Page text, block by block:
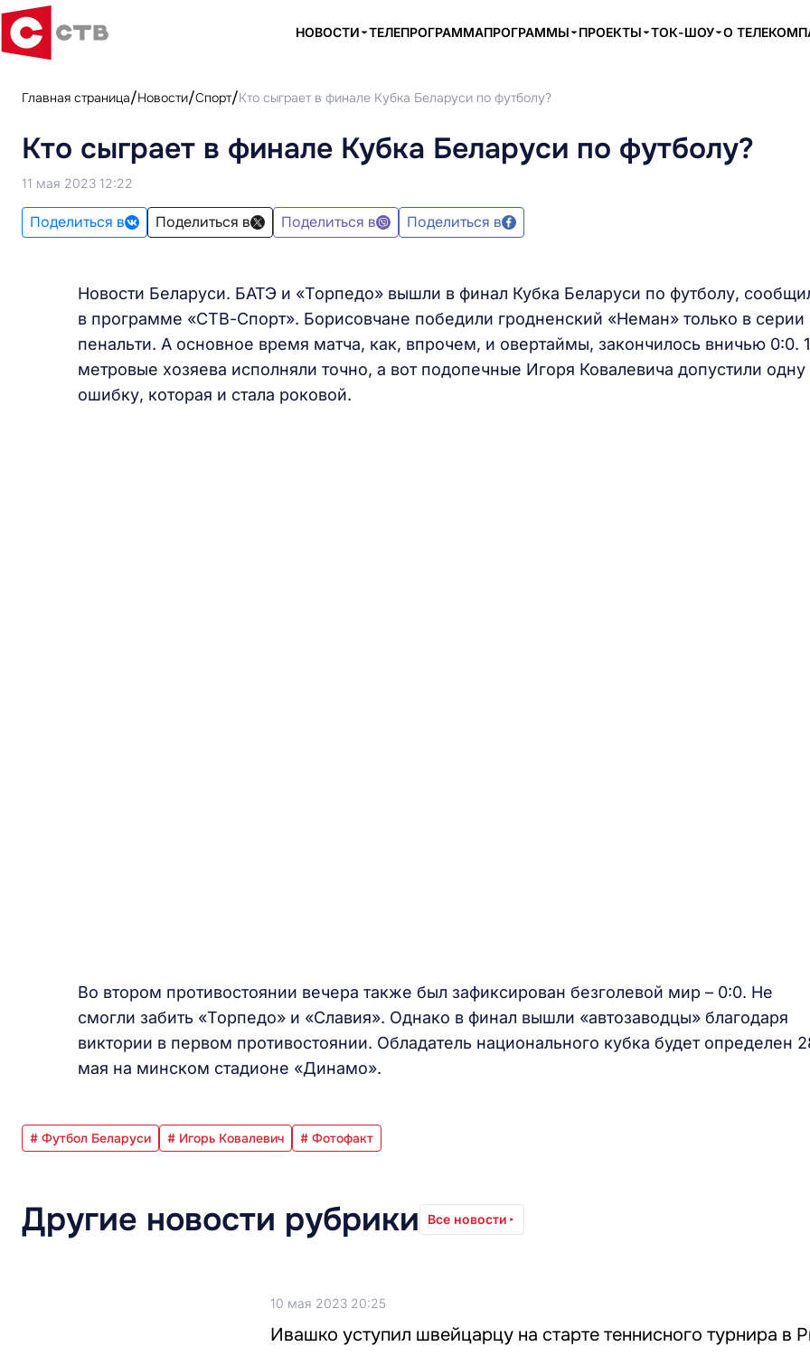
НОВОСТИ ТЕЛЕПРОГРАММАПРОГРАММЫ ПРОЕКТЫ ТОК-ШОУ О
Главная страница Новости Спорт Кто сыграет в финале Кубка Беларуси по футболу?
Кто сыграет в финале Кубка Беларуси по футболу?
11 мая 2023 12:22
Поделиться в Поделиться в Поделиться в Поделиться в
Новости Беларуси. БАТЭ и «Торпедо» вышли в финал Кубка Беларуси по футболу,
в программе «СТВ-Спорт». Борисовчане победили гродненский «Неман» только в серии
пенальти. А основное время матча, как, впрочем, и овертаймы, закончилось вничью 0:0.
метровые хозяева исполняли точно, а вот подопечные Игоря Ковалевича допустили одну
ошибку, которая и стала роковой.
Во втором противостоянии вечера также был зафиксирован безголевой мир – 0:0. Не
смогли забить «Торпедо» и «Славия». Однако в финал вышли «автозаводцы» благодаря
виктории в первом противостоянии. Обладатель национального кубка будет определен
мая на минском стадионе «Динамо».
# Футбол Беларуси # Игорь Ковалевич # Фотофакт
Другие новости рубрики Все новости
10 мая 2023 20:25
Ивашко уступил швейцарцу на старте теннисного турнира в